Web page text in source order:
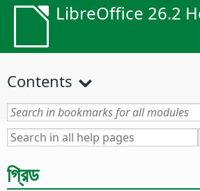
LibreOffice 26.2
Contents
গ্রিড